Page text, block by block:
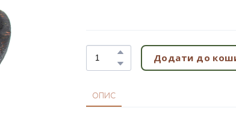
Додати до
ОПИС